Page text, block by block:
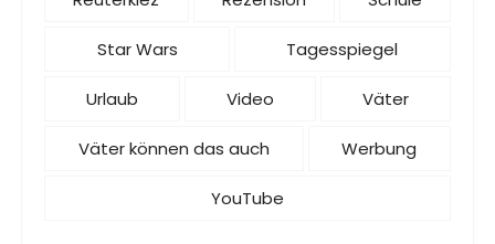
Star Wars Tagesspiegel
Urlaub Video Väter
Väter können das auch Werbung
YouTube